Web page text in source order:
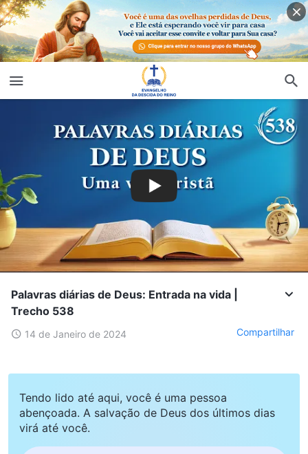
Palavras diárias de Deus: Entrada na vida |
Trecho 538
14 de Janeiro de 2024 Compartilhar
Tendo lido até aqui, você é uma pessoa
abençoada. A salvação de Deus dos últimos dias
virá até você.